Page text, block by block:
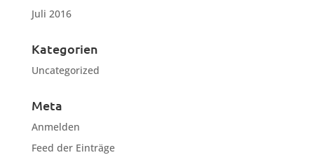
Juli 2016
Kategorien
Uncategorized
Meta
Anmelden
Feed der Einträge